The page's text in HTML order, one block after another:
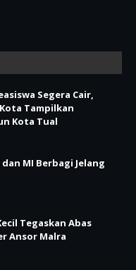
Segera Cair,
Tampilkan
Kota Tual
MI Berbagi Jelang
Tegaskan Abas
Ansor Malra